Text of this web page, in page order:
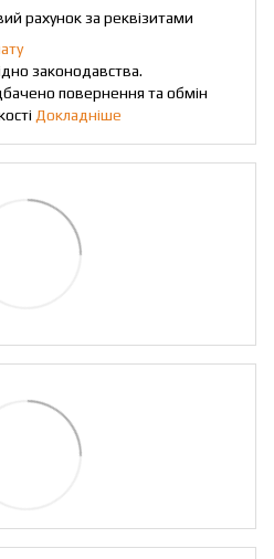
рахунок за реквізитами
законодавства.
повернення та обмін
Докладніше